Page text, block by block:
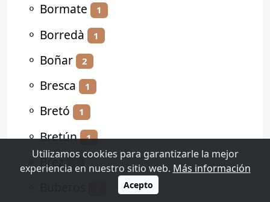
⚬ Bormate 1
⚬ Borredà 1
⚬ Boñar 2
⚬ Bresca 1
⚬ Bretó 1
⚬Bretún 1
⚬Brez
Utilizamos cookies para garantizarle la mejor
experiencia en nuestro sitio web. Más información
Acepto